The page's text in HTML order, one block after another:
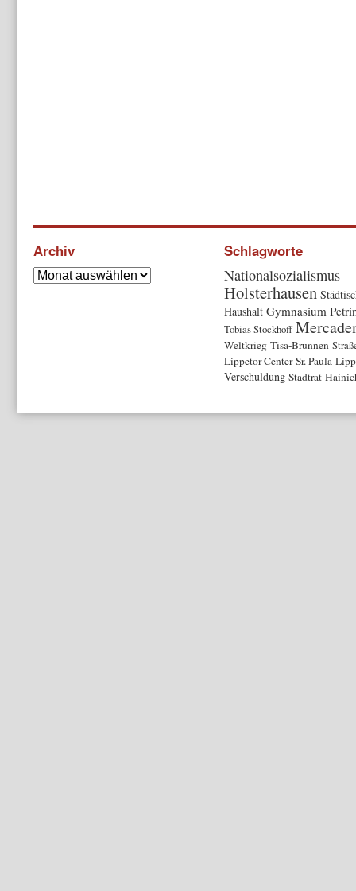
Archiv
Schlagworte
Nationalsozialismus
Holsterhausen
Haushalt Gymnasium
Tobias Stockhoff
Weltkrieg Tisa-Brunnen
Lippetor-Center Sr. Paula
Verschuldung Stadtrat